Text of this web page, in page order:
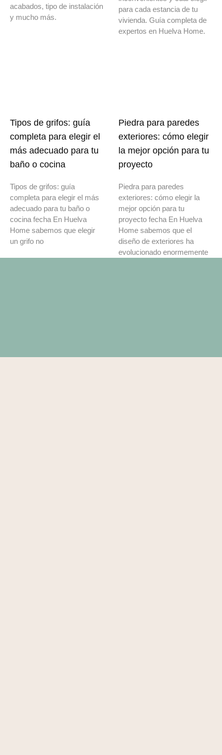
acabados, tipo de instalación
y mucho más.
para cada estancia de tu
vivienda. Guía completa de
expertos en Huelva Home.
Tipos de grifos: guía
completa para elegir el
más adecuado para tu
baño o cocina
Tipos de grifos: guía
completa para elegir el más
adecuado para tu baño o
cocina fecha En Huelva
Home sabemos que elegir
un grifo no
Piedra para paredes
exteriores: cómo elegir
la mejor opción para tu
proyecto
Piedra para paredes
exteriores: cómo elegir la
mejor opción para tu
proyecto fecha En Huelva
Home sabemos que el
diseño de exteriores ha
evolucionado enormemente